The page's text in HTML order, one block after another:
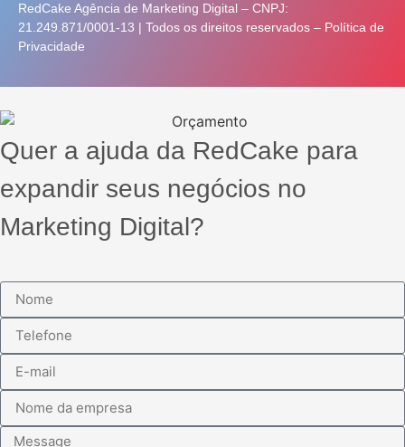
RedCake Agência de Marketing Digital – CNPJ:
21.249.871/0001-13 | Todos os direitos reservados – Política de
Privacidade
Quer a ajuda da RedCake para
expandir seus negócios no
Marketing Digital?